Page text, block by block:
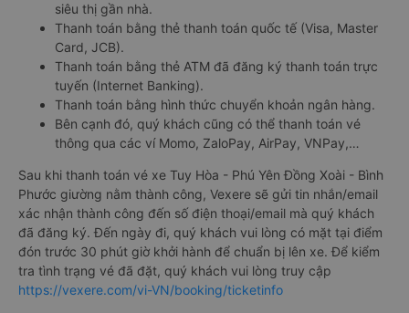
siêu thị gần nhà.
Thanh toán bằng thẻ thanh toán quốc tế (Visa, Master
Card, JCB).
Thanh toán bằng thẻ ATM đã đăng ký thanh toán trực
tuyến (Internet Banking).
Thanh toán bằng hình thức chuyển khoản ngân hàng.
Bên cạnh đó, quý khách cũng có thể thanh toán vé
thông qua các ví Momo, ZaloPay, AirPay, VNPay,…
Sau khi thanh toán vé xe Tuy Hòa - Phú Yên Đồng Xoài - Bình
Phước giường nằm thành công, Vexere sẽ gửi tin nhắn/email
xác nhận thành công đến số điện thoại/email mà quý khách
đã đăng ký. Đến ngày đi, quý khách vui lòng có mặt tại điểm
đón trước 30 phút giờ khởi hành để chuẩn bị lên xe. Để kiểm
tra tình trạng vé đã đặt, quý khách vui lòng truy cập
https://vexere.com/vi-VN/booking/ticketinfo